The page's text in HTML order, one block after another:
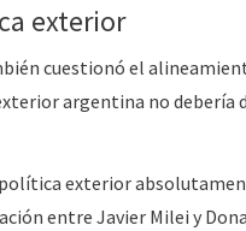
exterior
cuestionó el
argentina no debería
exterior
entre Javier Milei y